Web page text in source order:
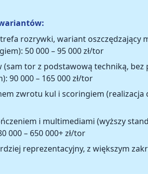
rozrywki, wariant oszczędzający
50 000 – 95 000 zł/tor
(sam tor z podstawową techniką, bez
90 000 – 165 000 zł/tor
zwrotu kul i scoringiem (realizacja
i multimediami (wyższy
000 – 650 000+ zł/tor
reprezentacyjny, z większym